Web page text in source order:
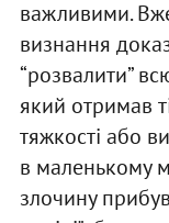
важливими.
визнання
“розвалити”
який отримав
тяжкості або
в маленькому
злочину